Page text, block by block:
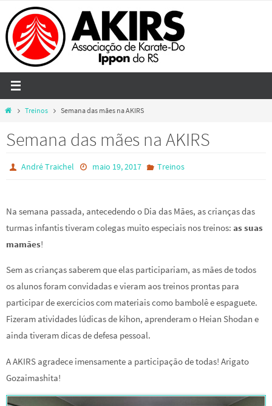
to
content
HomeTreinos Semana das mães na AKIRS
Semana das mães na AKIRS
André Traichel maio 19, 2017 Treinos
Na semana passada, antecedendo o Dia das Mães, as crianças das
turmas infantis tiveram colegas muito especiais nos treinos: as suas
mamães!
Sem as crianças saberem que elas participariam, as mães de todos
os alunos foram convidadas e vieram aos treinos prontas para
participar de exercícios com materiais como bambolê e espaguete.
Fizeram atividades lúdicas de kihon, aprenderam o Heian Shodan e
ainda tiveram dicas de defesa pessoal.
A AKIRS agradece imensamente a participação de todas! Arigato
Gozaimashita!